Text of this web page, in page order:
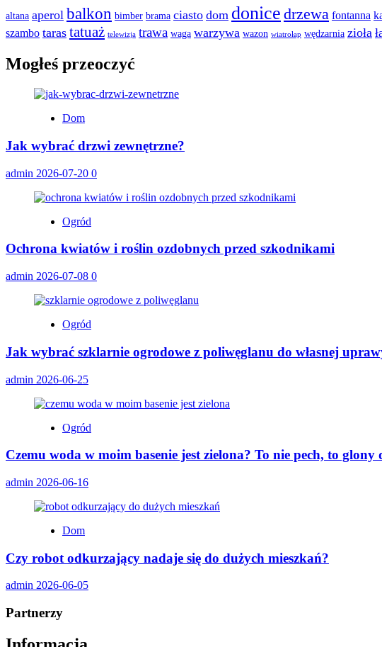
altana aperol balkon bimber brama ciasto dom donice drzewa fontanna
szambo taras tatuaż telewizja trawa waga warzywa wazon wiatrołap wędzarnia zioła
Mogłeś przeoczyć
Dom
Jak wybrać drzwi zewnętrzne?
admin 2026-07-20 0
Ogród
Ochrona kwiatów i roślin ozdobnych przed szkodnikami
admin 2026-07-08 0
Ogród
Jak wybrać szklarnie ogrodowe z poliwęglanu do własnej
admin 2026-06-25
Ogród
Czemu woda w moim basenie jest zielona? To nie pech, to glony
admin 2026-06-16
Dom
Czy robot odkurzający nadaje się do dużych mieszkań?
admin 2026-06-05
Partnerzy